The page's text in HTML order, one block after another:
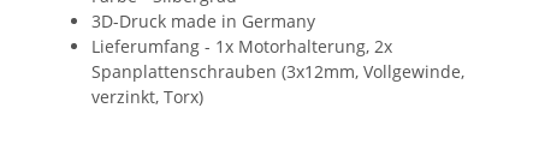
3D-Druck made in Germany
Lieferumfang - 1x Motorhalterung, 2x
Spanplattenschrauben (3x12mm, Vollgewinde,
verzinkt, Torx)